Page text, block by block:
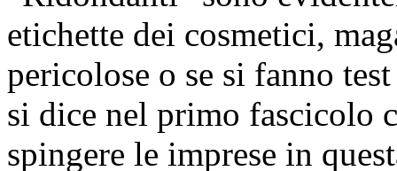
etichette dei cosmetici,
pericolose o se si fanno
si dice nel primo fascicolo
spingere le imprese in